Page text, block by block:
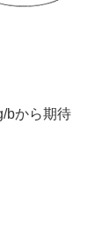
bから期待